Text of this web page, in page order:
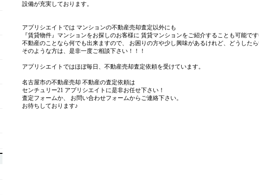
設備が充実しております。
アプリシエイトでは マンションの不動産売却査定以外にも
『賃貸物件』マンションをお探しのお客様に 賃貸マンションをご紹介することも可能で
不動産のことなら何でも出来ますので、 お困りの方や少し興味があるけれど、どうした
そのような方は、是非一度ご相談下さい！！！
アプリシエイトではほぼ毎日、不動産売却査定依頼を受けています。
名古屋市の不動産売却 不動産の査定依頼は
センチュリー21 アプリシエイトに是非お任せ下さい！
査定フォームか、 お問い合わせフォームからご連絡下さい。
お待ちしております♪